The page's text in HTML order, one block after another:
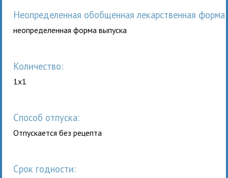
неопределенная обобщенная лекарственная форма
неопределенная форма выпуска
Количество:
1x1
Способ отпуска:
Отпускается без рецепта
Срок годности: